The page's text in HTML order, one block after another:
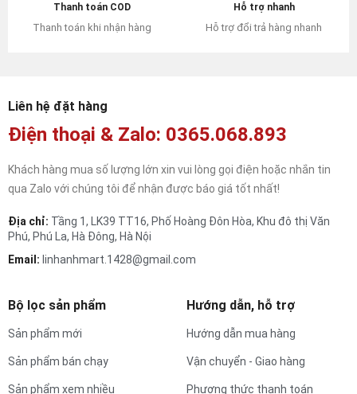
Thanh toán COD
Thanh toán khi nhận hàng
Hỗ trợ nhanh
Hỗ trợ đổi trả hàng nhanh
Liên hệ đặt hàng
Điện thoại & Zalo: 0365.068.893
Khách hàng mua số lượng lớn xin vui lòng gọi điện hoặc nhắn tin
qua Zalo với chúng tôi để nhận được báo giá tốt nhất!
Địa chỉ: Tầng 1, LK39 TT16, Phố Hoàng Đôn Hòa, Khu đô thị Văn
Phú, Phú La, Hà Đông, Hà Nội
Email: linhanhmart.1428@gmail.com
Bộ lọc sản phẩm
Sản phẩm mới
Sản phẩm bán chạy
Sản phẩm xem nhiều
Hướng dẫn, hỗ trợ
Hướng dẫn mua hàng
Vận chuyển - Giao hàng
Phương thức thanh toán